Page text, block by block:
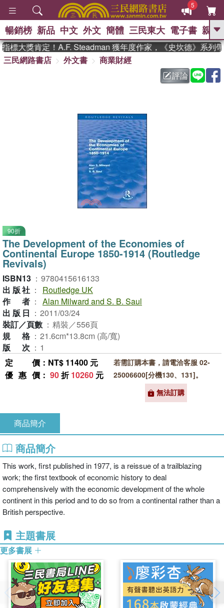
5
GO
熱搜： 東野圭吾
父親節 、 如果歷
暑期推薦 、 國際布克
偉大的迷走神經
暢銷榜 新品 中文 外文 簡體 三民東大 電子書 親子
標大獎肯定！A.F. Steadman 獲年度作家，《史坎德》系列帶
三民網路書店
外文書
商業財經
評論
90折
The Development of the Economies of
Continental Europe 1850-1914 (Routledge
Revivals)
ISBN13 ： 9780415616133
出版社 ：
Routledge UK
作者 ： Alan Milward and S. B. Saul
出版日 ： 2011/03/24
裝訂／頁數 ： 精裝／556頁
規格 ： 21.6cm*13.8cm (高/寬)
版次 ： 1
定價 ：NT$ 11400 元
優惠價 ： 90折10260 元
若需訂購本書，請電洽客服 02-
25006600[分機130、131]。
無法訂購
商品簡介
商品簡介
This work, first published in 1977, is a reissue of a trailblazing
work; the first textbook of economic history to deal
comprehensively with the economic development of the whole
continent in this period and to do so from a continental rather than a
British perspective.
主題書展
更多書展